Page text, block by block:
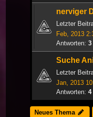
nerviger
Letzter
Feb, 2013
Antworten: 3
Suche
Letzter
Jan, 2013
Antworten: 4
Neues Thema